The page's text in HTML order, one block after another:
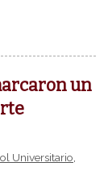
un
Universitario,